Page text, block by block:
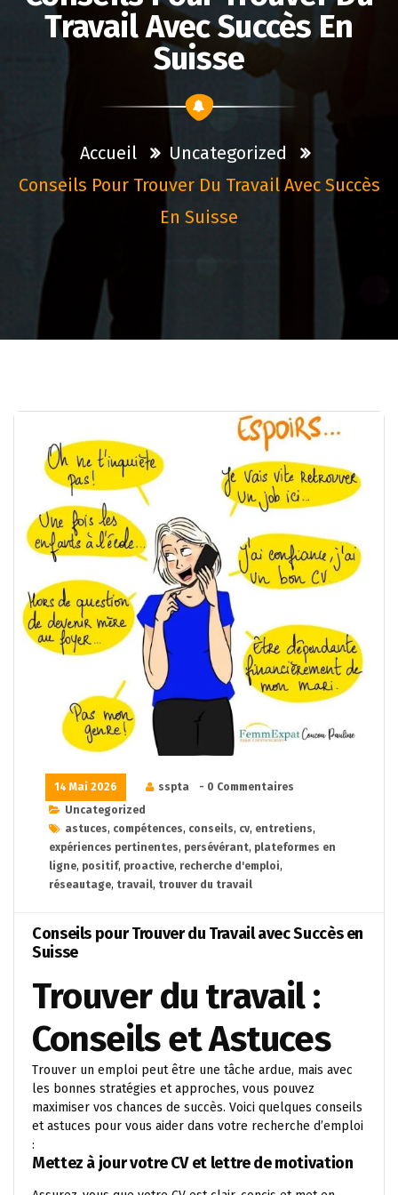
Travail Avec Succès En
Suisse
Accueil
Uncategorized
Conseils Pour Trouver Du Travail Avec Succès
En Suisse
14 Mai 2026 sspta
- 0 Commentaires
Uncategorized
astuces, compétences, conseils, cv, entretiens,
expériences pertinentes, persévérant, plateformes en
ligne, positif, proactive, recherche d'emploi,
réseautage, travail, trouver du travail
Conseils pour Trouver du Travail avec Succès en
Suisse
Trouver du travail :
Conseils et Astuces
Trouver un emploi peut être une tâche ardue, mais avec
les bonnes stratégies et approches, vous pouvez
maximiser vos chances de succès. Voici quelques conseils
et astuces pour vous aider dans votre recherche d’emploi
:
Mettez à jour votre CV et lettre de motivation